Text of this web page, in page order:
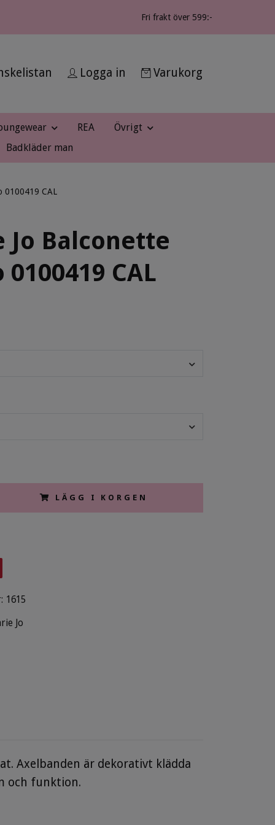
Fri frakt över 599:-
Logga in Varukorg
REA
Övrigt
Badkläder man
0100419 CAL
Jo Balconette
CAL
LÄGG I KORGEN
1615
Jo
Axelbanden är dekorativt klädda
och funktion.